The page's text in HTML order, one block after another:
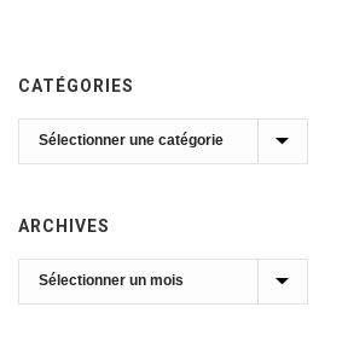
CATÉGORIES
Catégories
ARCHIVES
Archives